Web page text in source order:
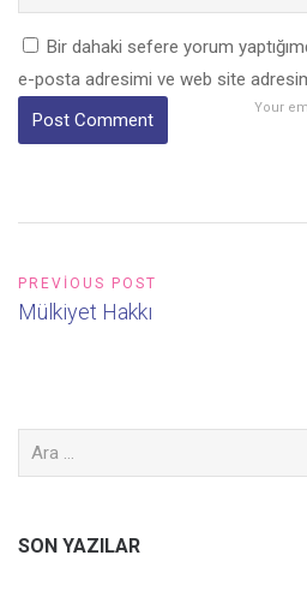
Bir dahaki sefere yorum
e-posta adresimi ve web site
Your
PREVIOUS POST
Mülkiyet Hakkı
SON YAZILAR